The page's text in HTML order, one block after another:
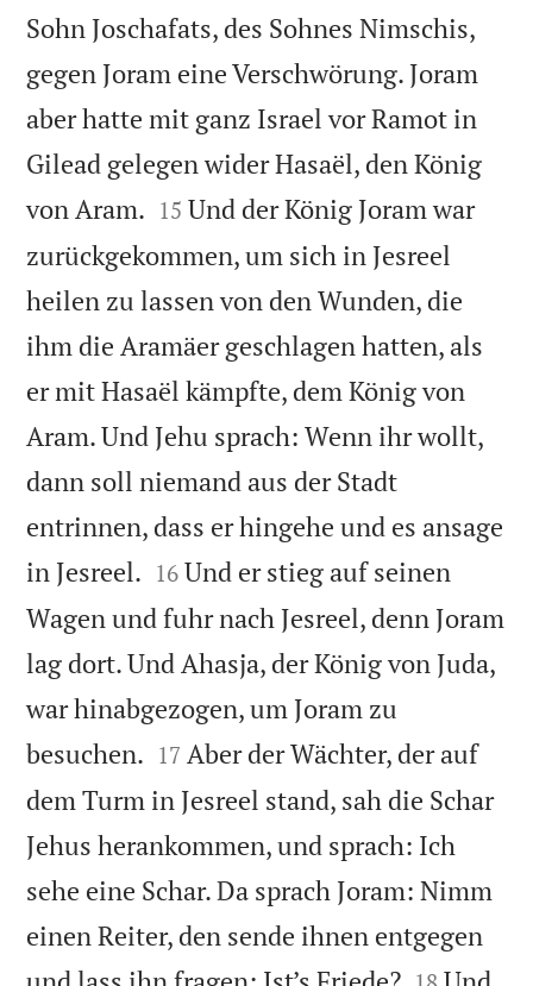
Sohn Joschafats, des Sohnes Nimschis,
gegen Joram eine Verschwörung. Joram
aber hatte mit ganz Israel vor Ramot in
Gilead gelegen wider Hasaël, den König
von Aram. 

15 Und der König Joram war
zurückgekommen, um sich in Jesreel
heilen zu lassen von den Wunden, die
ihm die Aramäer geschlagen hatten, als
er mit Hasaël kämpfte, dem König von
Aram. Und Jehu sprach: Wenn ihr wollt,
dann soll niemand aus der Stadt
entrinnen, dass er hingehe und es ansage
in Jesreel. 

16 Und er stieg auf seinen
Wagen und fuhr nach Jesreel, denn Joram
lag dort. Und Ahasja, der König von Juda,
war hinabgezogen, um Joram zu
besuchen. 

17 Aber der Wächter, der auf
dem Turm in Jesreel stand, sah die Schar
Jehus herankommen, und sprach: Ich
sehe eine Schar. Da sprach Joram: Nimm
einen Reiter, den sende ihnen entgegen